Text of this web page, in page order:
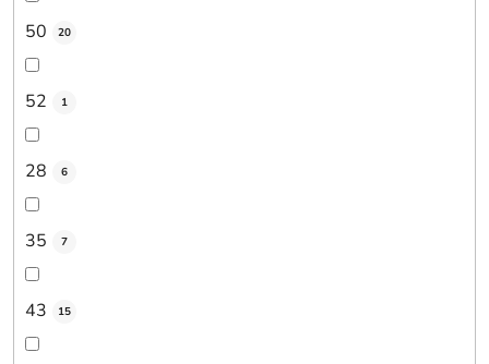
50 20
52 1
28 6
35 7
43 15